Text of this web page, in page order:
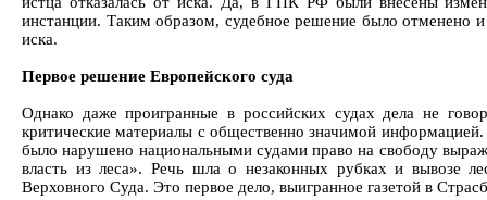
инстанции. Таким образом, судебное решение было отменено
иска.
Первое решение Европейского суда
Однако даже проигранные в российских судах дела не
критические материалы с общественно значимой
было нарушено национальными судами право на свободу
власть из леса». Речь шла о незаконных рубках и вывозе
Верховного Суда. Это первое дело, выигранное газетой в